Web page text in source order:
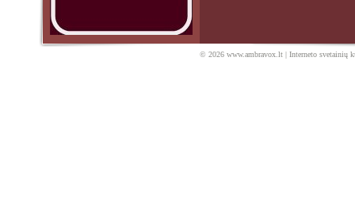
© 2026 www.ambravox.lt | Interneto svetainių